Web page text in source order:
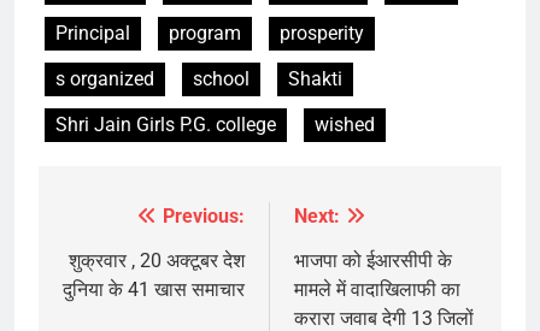
Principal
program
prosperity
s organized
school
Shakti
Shri Jain Girls P.G. college
wished
navigation
Previous:
शुक्रवार , 20 अक्टूबर देश
दुनिया के 41 खास समाचार
Next:
भाजपा को ईआरसीपी के
मामले में वादाखिलाफी का
करारा जवाब देगी 13 जिलों